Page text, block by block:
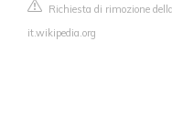
Richiesta di rimozione
it.wikipedia.org